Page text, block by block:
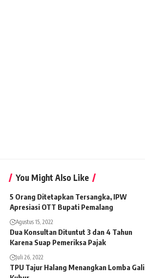
You Might Also Like
5 Orang Ditetapkan Tersangka, IPW
Apresiasi OTT Bupati Pemalang
Agustus 15, 2022
Dua Konsultan Dituntut 3 dan 4 Tahun
Karena Suap Pemeriksa Pajak
Juli 26, 2022
TPU Tajur Halang Menangkan Lomba Gali